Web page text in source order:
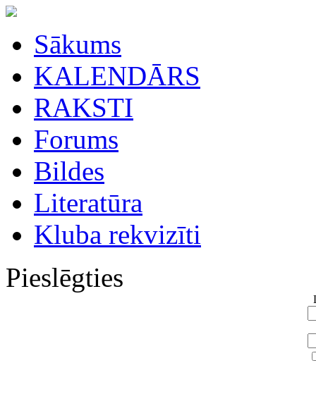
Sākums
KALENDĀRS
RAKSTI
Forums
Bildes
Literatūra
Kluba rekvizīti
Pieslēgties